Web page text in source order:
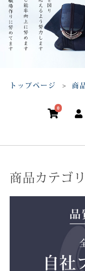
トップページ 商
0
商品カテゴ